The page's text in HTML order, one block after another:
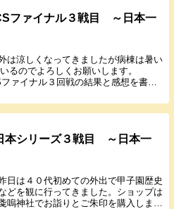
ファイナル３戦目 ～日本一
涼しくなってきましたが病棟は暑い
いるのでよろしくお願いします。
ァイナル３回戦の結果と感想を書い
シリーズ３戦目 ～日本一
は４０代初めての外出で甲子園歴史
どを観に行ってきました。ショップは
嗚神社でお詣りとご朱印を購入しまし